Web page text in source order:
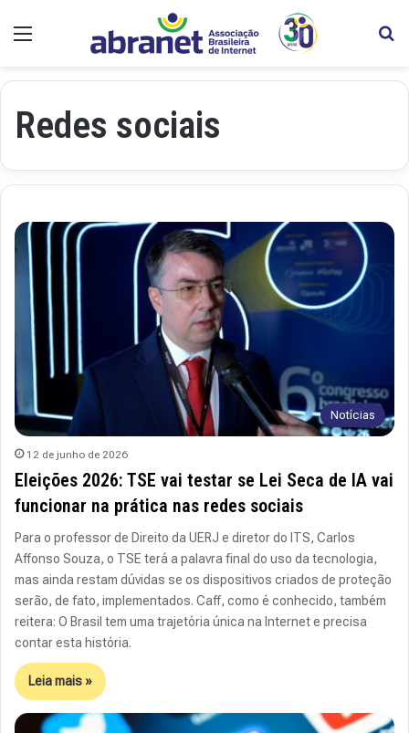
Redes sociais
Notícias
12 de junho de 2026
Eleições 2026: TSE vai testar se Lei Seca de IA vai
funcionar na prática nas redes sociais
Para o professor de Direito da UERJ e diretor do ITS, Carlos
Affonso Souza, o TSE terá a palavra final do uso da tecnologia,
mas ainda restam dúvidas se os dispositivos criados de proteção
serão, de fato, implementados. Caff, como é conhecido, também
reitera: O Brasil tem uma trajetória única na Internet e precisa
contar esta história.
Leia mais »